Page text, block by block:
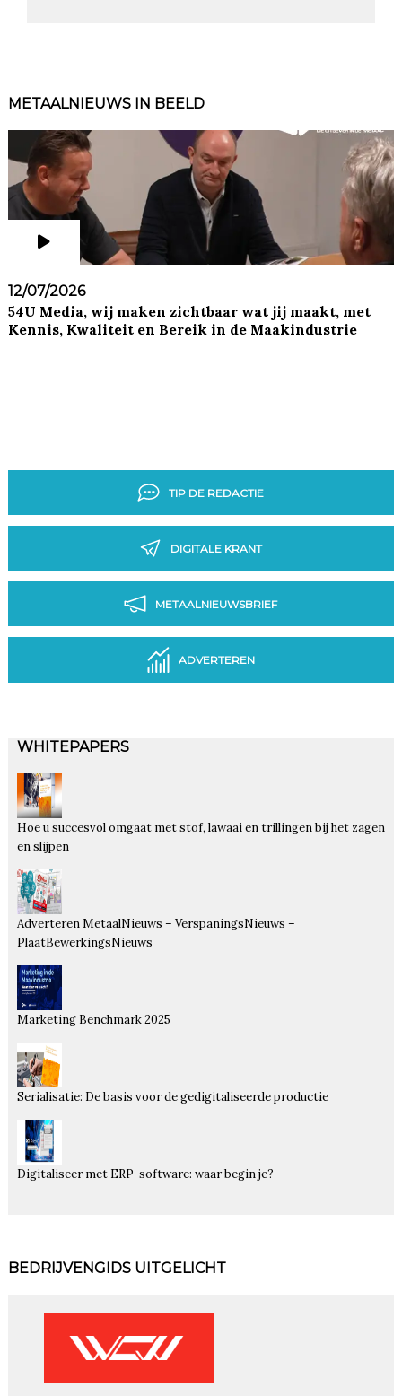
METAALNIEUWS IN BEELD
12/07/2026
54U Media, wij maken zichtbaar wat jij maakt, met
Kennis, Kwaliteit en Bereik in de Maakindustrie
TIP DE REDACTIE
DIGITALE KRANT
METAALNIEUWSBRIEF
ADVERTEREN
WHITEPAPERS
Hoe u succesvol omgaat met stof, lawaai en trillingen bij het zagen
en slijpen
Adverteren MetaalNieuws – VerspaningsNieuws –
PlaatBewerkingsNieuws
Marketing Benchmark 2025
Serialisatie: De basis voor de gedigitaliseerde productie
Digitaliseer met ERP-software: waar begin je?
BEDRIJVENGIDS UITGELICHT